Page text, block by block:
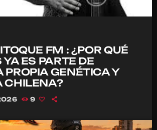
FM : ¿POR QUÉ
YA ES PARTE DE
PROPIA GENÉTICA Y
CHILENA?
9